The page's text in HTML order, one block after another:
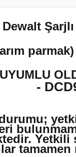
Dewalt
-
tamamen